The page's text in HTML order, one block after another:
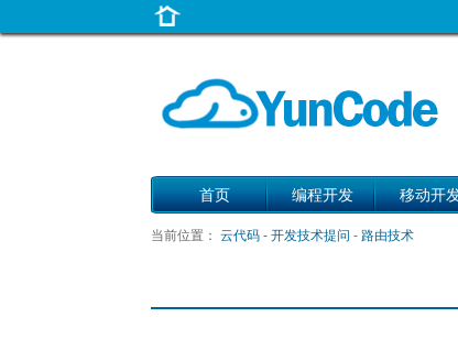
首页 编程开发 移动开
当前位置： 云代码 - 开发技术提问 - 路由技术